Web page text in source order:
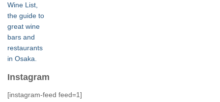
Instagram
[instagram-feed feed=1]